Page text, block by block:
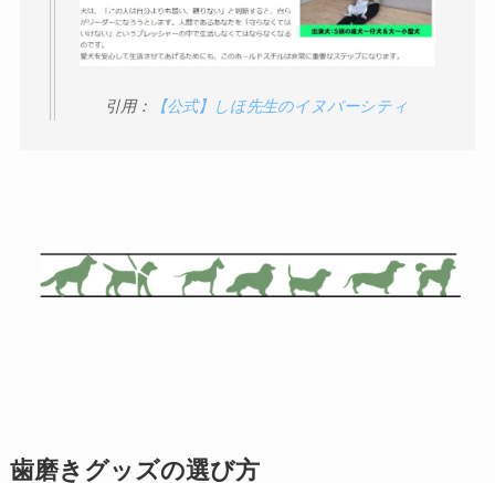
引用： 【公式】しほ先生のイヌバーシティ
歯磨きグッズの選び方